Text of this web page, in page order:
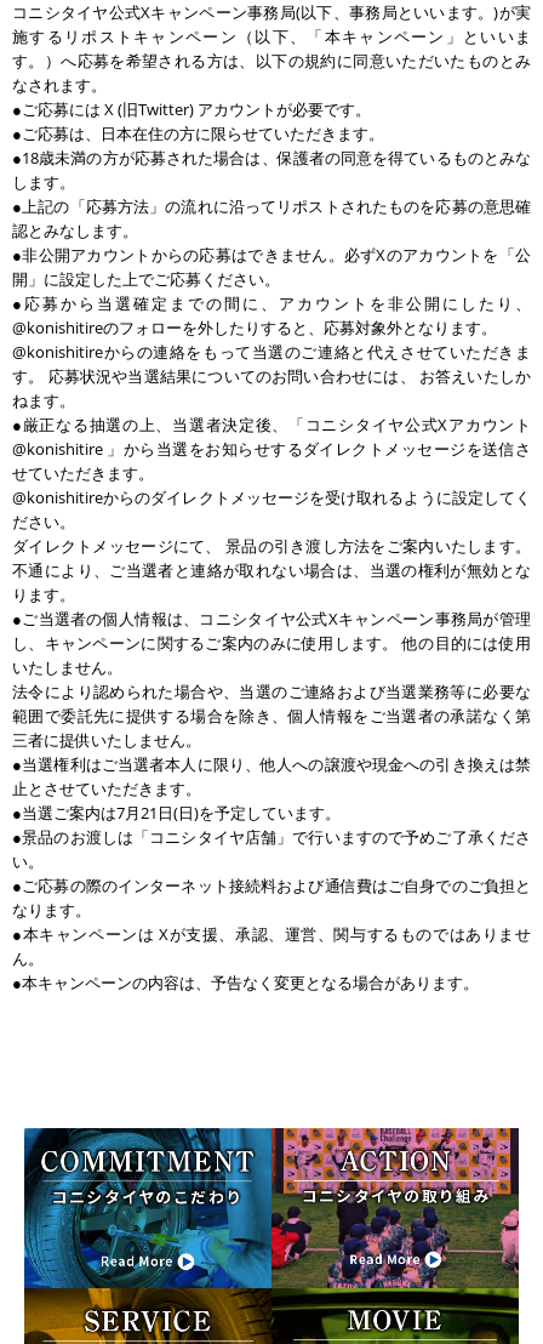
コニシタイヤ公式Xキャンペーン事務局(以下、事務局といいます。)が実
施するリポストキャンペーン（以下、「本キャンペーン」といいま
す。）へ応募を希望される方は、以下の規約に同意いただいたものとみ
なされます。
●ご応募には X (旧Twitter) アカウントが必要です。
●ご応募は、日本在住の方に限らせていただきます。
●18歳未満の方が応募された場合は、保護者の同意を得ているものとみな
します。
●上記の「応募方法」の流れに沿ってリポストされたものを応募の意思確
認とみなします。
●非公開アカウントからの応募はできません。必ずXのアカウントを「公
開」に設定した上でご応募ください。
●応募から当選確定までの間に、アカウントを非公開にしたり、
@konishitireのフォローを外したりすると、応募対象外となります。
@konishitireからの連絡をもって当選のご連絡と代えさせていただきま
す。 応募状況や当選結果についてのお問い合わせには、 お答えいたしか
ねます。
●厳正なる抽選の上、当選者決定後、「コニシタイヤ公式Xアカウント
@konishitire 」から当選をお知らせするダイレクトメッセージを送信さ
せていただきます。
@konishitireからのダイレクトメッセージを受け取れるように設定してく
ださい。
ダイレクトメッセージにて、 景品の引き渡し方法をご案内いたします。
不通により、ご当選者と連絡が取れない場合は、当選の権利が無効とな
ります。
●ご当選者の個人情報は、コニシタイヤ公式Xキャンペーン事務局が管理
し、キャンペーンに関するご案内のみに使用します。 他の目的には使用
いたしません。
法令により認められた場合や、当選のご連絡および当選業務等に必要な
範囲で委託先に提供する場合を除き、個人情報をご当選者の承諾なく第
三者に提供いたしません。
●当選権利はご当選者本人に限り、他人への譲渡や現金への引き換えは禁
止とさせていただきます。
●当選ご案内は7月21日(日)を予定しています。
●景品のお渡しは「コニシタイヤ店舗」で行いますので予めご了承くださ
い。
●ご応募の際のインターネット接続料および通信費はご自身でのご負担と
なります。
●本キャンペーンは Xが支援、承認、運営、関与するものではありませ
ん。
●本キャンペーンの内容は、予告なく変更となる場合があります。